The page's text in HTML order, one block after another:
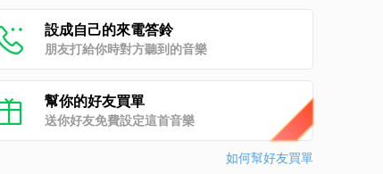
設成自己的來電答鈴
朋友打給你時對方聽到的音樂
幫你的好友買單
送你好友免費設定這首音樂
如何幫好友買單